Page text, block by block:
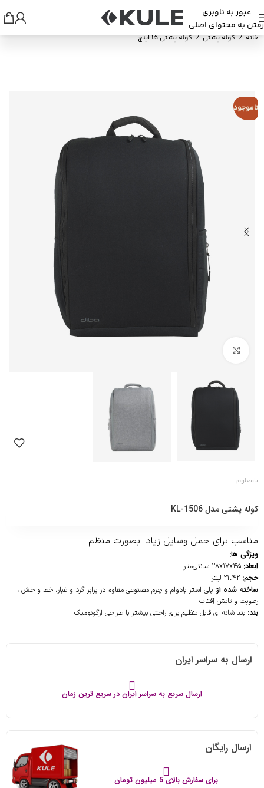
عبور به ناوبری
رفتن به محتوای اصلی
خانه/کوله پشتی/کوله پشتی 15 اینچ
ناموجود
نامعلوم
کوله پشتی مدل KL-1506
مناسب برای حمل وسایل زیاد بصورت منظم
ویژگی ها:
ابعاد: ۲۸x۱۷x۴۵ سانتی‌متر
حجم: 21.42 لیتر
ساخته شده از: پلی استر بادوام و چرم مصنوعی-مقاوم در برابر گرد و غبار، خط و خش ،
رطوبت و تابش آفتاب
بند: بند شانه ای قابل تنظیم برای راحتی بیشتر با طراحی ارگونومیک
ارسال به سراسر ایران
ارسال سریع به سراسر ایران در سریع ترین زمان
ارسال رایگان
برای سفارش بالای 5 میلیون تومان